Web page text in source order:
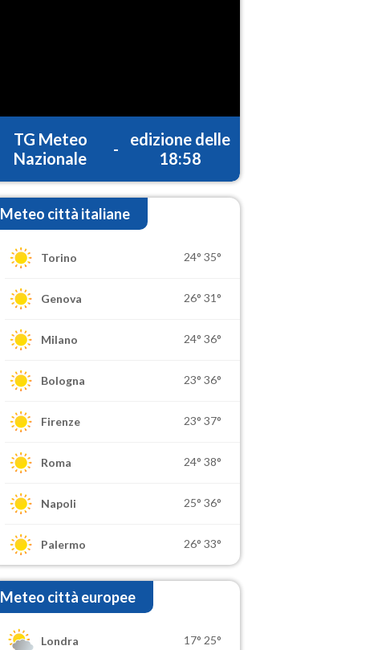
TG Meteo
Nazionale
-
edizione delle
18:58
Meteo città italiane
Torino 24° 35°
Genova 26° 31°
Milano 24° 36°
Bologna 23° 36°
Firenze 23° 37°
Roma 24° 38°
Napoli 25° 36°
Palermo 26° 33°
Meteo città europee
Londra 17° 25°